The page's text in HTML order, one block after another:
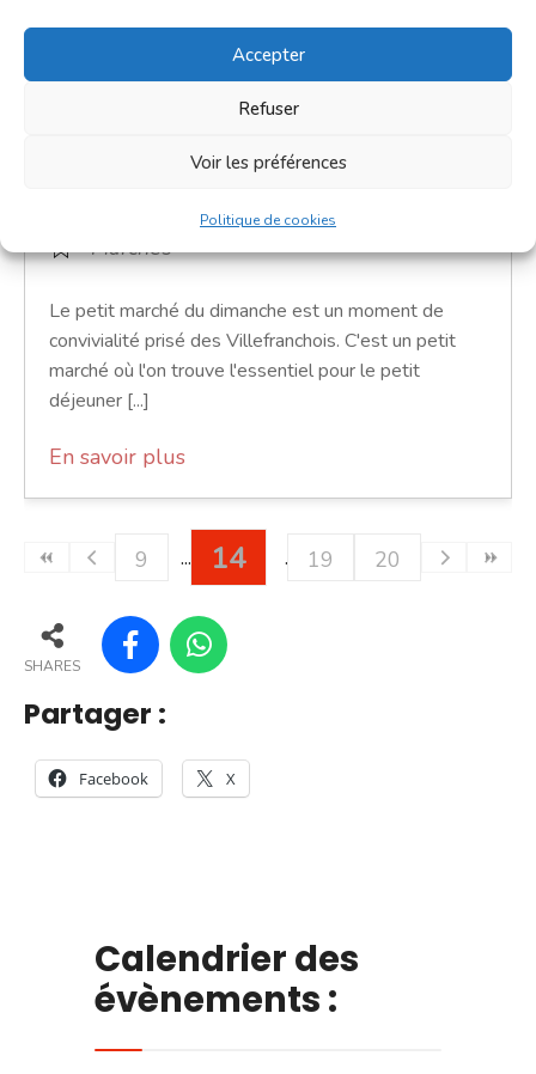
Accepter
Refuser
Voir les préférences
Politique de cookies
Petit marché du dimanche
9h00 - 12h00
Place de la République
Marchés
Le petit marché du dimanche est un moment de
convivialité prisé des Villefranchois. C'est un petit
marché où l'on trouve l'essentiel pour le petit
déjeuner [...]
En savoir plus
9 14 19 20
SHARES
Partager :
Facebook X
Calendrier des
évènements :